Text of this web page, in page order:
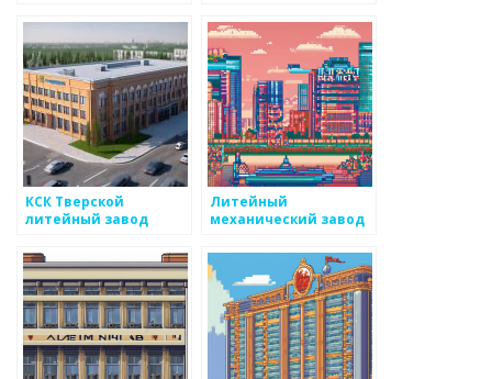
КСК Тверской
литейный завод
Литейный
механический завод